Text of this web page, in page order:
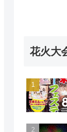
花火大